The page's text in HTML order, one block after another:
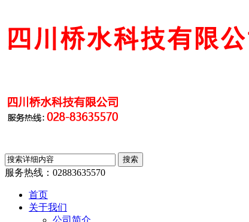
服务热线： 02883635570
首页
关于我们
公司简介